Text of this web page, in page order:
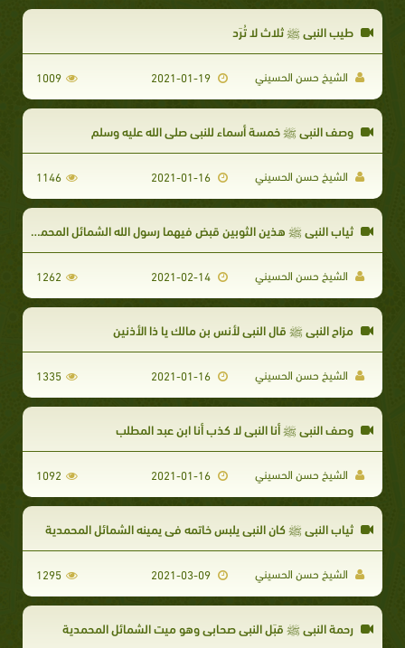
طيب النبي ﷺ ثلاث لا تُرَد ​
الشيخ حسن الحسيني 2021-01-19
1009
وصف النبي ﷺ خمسة أسماء للنبي صلى الله عليه وسلم
الشيخ حسن الحسيني 2021-01-16
1146
ثياب النبي ﷺ هذين الثوبين قبض فيهما رسول الله الشمائل المحمدية
الشيخ حسن الحسيني 2021-02-14
1262
مزاح النبي ﷺ قال النبي لأنس بن مالك يا ذا الأذنين
الشيخ حسن الحسيني 2021-01-16
1335
وصف النبي ﷺ أنا النبي لا كذب أنا ابن عبد المطلب
الشيخ حسن الحسيني 2021-01-16
1092
ثياب النبي ﷺ كان النبي يلبس خاتمه في يمينه الشمائل المحمدية
الشيخ حسن الحسيني 2021-03-09
1295
رحمة النبي ﷺ قبَل النبي صحابي وهو ميت الشمائل المحمدية